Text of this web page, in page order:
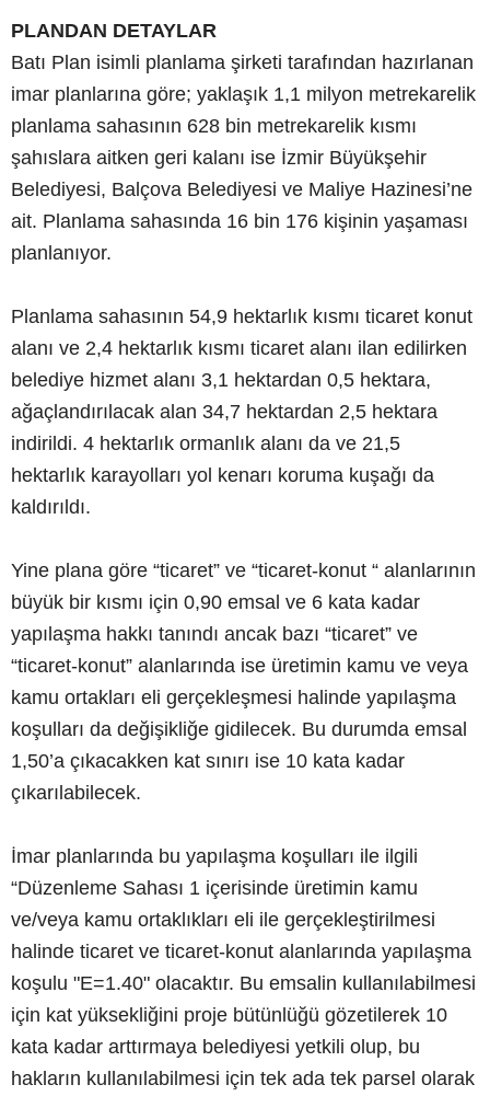
PLANDAN DETAYLAR
Batı Plan isimli planlama şirketi tarafından hazırlanan
imar planlarına göre; yaklaşık 1,1 milyon metrekarelik
planlama sahasının 628 bin metrekarelik kısmı
şahıslara aitken geri kalanı ise İzmir Büyükşehir
Belediyesi, Balçova Belediyesi ve Maliye Hazinesi’ne
ait. Planlama sahasında 16 bin 176 kişinin yaşaması
planlanıyor.
Planlama sahasının 54,9 hektarlık kısmı ticaret konut
alanı ve 2,4 hektarlık kısmı ticaret alanı ilan edilirken
belediye hizmet alanı 3,1 hektardan 0,5 hektara,
ağaçlandırılacak alan 34,7 hektardan 2,5 hektara
indirildi. 4 hektarlık ormanlık alanı da ve 21,5
hektarlık karayolları yol kenarı koruma kuşağı da
kaldırıldı.
Yine plana göre “ticaret” ve “ticaret-konut “ alanlarının
büyük bir kısmı için 0,90 emsal ve 6 kata kadar
yapılaşma hakkı tanındı ancak bazı “ticaret” ve
“ticaret-konut” alanlarında ise üretimin kamu ve veya
kamu ortakları eli gerçekleşmesi halinde yapılaşma
koşulları da değişikliğe gidilecek. Bu durumda emsal
1,50’a çıkacakken kat sınırı ise 10 kata kadar
çıkarılabilecek.
İmar planlarında bu yapılaşma koşulları ile ilgili
“Düzenleme Sahası 1 içerisinde üretimin kamu
ve/veya kamu ortaklıkları eli ile gerçekleştirilmesi
halinde ticaret ve ticaret-konut alanlarında yapılaşma
koşulu "E=1.40" olacaktır. Bu emsalin kullanılabilmesi
için kat yüksekliğini proje bütünlüğü gözetilerek 10
kata kadar arttırmaya belediyesi yetkili olup, bu
hakların kullanılabilmesi için tek ada tek parsel olarak